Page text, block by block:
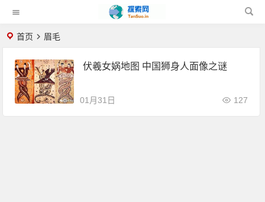
首页 眉毛
伏羲女娲地图 中国狮身人面像之谜
01月31日 127